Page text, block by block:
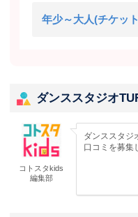
年少～大人(チケッ
ダンススタジオ
コトスタkids
編集部
ダンススタジ
口コミを募集